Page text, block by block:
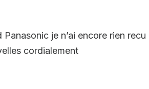
je n’ai encore rien
cordialement